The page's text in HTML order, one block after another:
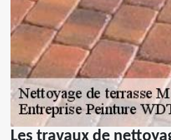
Les travaux de